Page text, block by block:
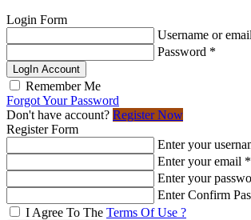
Login Form
Username or
Password *
LogIn Account
Remember Me
Forgot Your Password
Don't have account? Register Now
Register Form
Enter your
Enter your email *
Enter your
Enter Confirm
I Agree To The Terms Of Use ?